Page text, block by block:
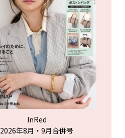
InRed
2026年8月・9月合併号